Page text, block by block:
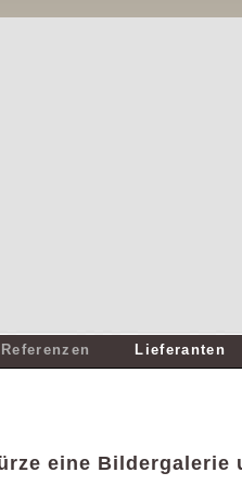
eine Bildergalerie
Referenzen Lieferanten